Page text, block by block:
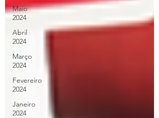
Maio
2024
Abril
2024
Março
2024
Fevereiro
2024
Janeiro
2024